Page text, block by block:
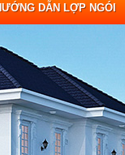
DẪN LỢP NGÓI